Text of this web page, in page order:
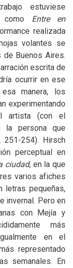
estuviese
como Entre en
realizada
volantes se
Buenos Aires.
escrita de
ocurrir en ese
manera, los
experimentando
artista (con el
la persona que
251-254). Hirsch
perceptual en
ciudad, en la que
varios afiches
letras pequeñas,
invernal. Pero en
con Mejía y
más
en el
representado
semanales. En